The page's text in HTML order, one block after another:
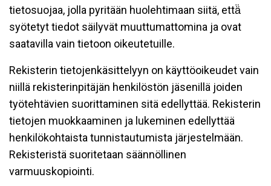
tietosuojaa, jolla pyritään huolehtimaan siitä, että̈
syötetyt tiedot säilyvät muuttumattomina ja ovat
saatavilla vain tietoon oikeutetuille.
Rekisterin tietojenkäsittelyyn on käyttöoikeudet vain
niillä rekisterinpitäjän henkilöstön jäsenillä joiden
työtehtävien suorittaminen sitä edellyttää. Rekisterin
tietojen muokkaaminen ja lukeminen edellyttää
henkilökohtaista tunnistautumista järjestelmään.
Rekisteristä suoritetaan säännöllinen
varmuuskopiointi.